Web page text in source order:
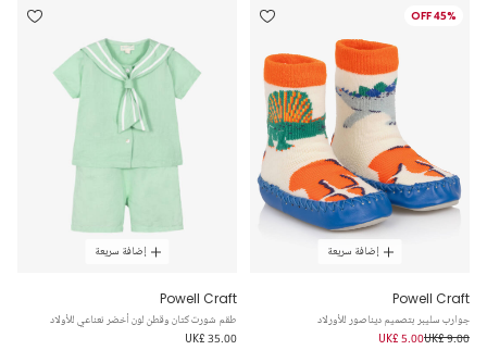
45% OFF
إضافة سريعة
Powell Craft
جوارب سليبر بتصميم ديناصور للأورلاد
UK£ 9.00
UK£ 5.00
إضافة سريعة
Powell Craft
طقم شورت كتان وقطن لون أخضر نعناعي للأولاد
UK£ 35.00